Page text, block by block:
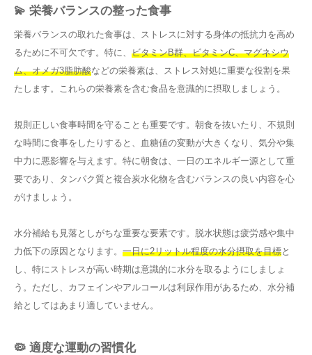
💫 栄養バランスの整った食事
栄養バランスの取れた食事は、ストレスに対する身体の抵抗力を高め
るために不可欠です。特に、 ビタミンB群、ビタミンC、マグネシウ
ム、オメガ3脂肪酸などの栄養素は、ストレス対処に重要な役割を果
たします。これらの栄養素を含む食品を意識的に摂取しましょう。
規則正しい食事時間を守ることも重要です。朝食を抜いたり、不規則
な時間に食事をしたりすると、血糖値の変動が大きくなり、気分や集
中力に悪影響を与えます。特に朝食は、一日のエネルギー源として重
要であり、タンパク質と複合炭水化物を含むバランスの良い内容を心
がけましょう。
水分補給も見落としがちな重要な要素です。脱水状態は疲労感や集中
力低下の原因となります。 一日に2リットル程度の水分摂取を目標と
し、特にストレスが高い時期は意識的に水分を取るようにしましょ
う。ただし、カフェインやアルコールは利尿作用があるため、水分補
給としてはあまり適していません。
🦠 適度な運動の習慣化